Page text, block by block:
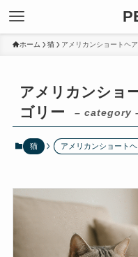
ホーム 猫 アメリカンショートヘア
アメリカンショ
ゴリー
– category
猫 アメリカンショートヘ